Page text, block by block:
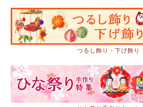
つるし飾り・下げ飾り